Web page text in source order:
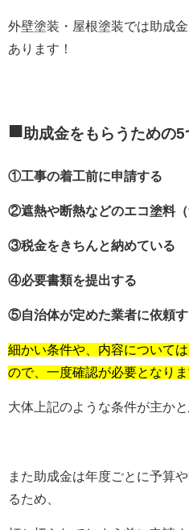
外壁塗装・屋根塗装では助成
あります！
■助成金をもらうための5
①工事の着工前に申請する
②遮熱や断熱などのエコ塗料
③税金をきちんと納めている
④必要書類を提出する
⑤自治体が定めた業者に依頼
細かい条件や、内容について
ので、一度確認が必要となり
大体上記のような条件が主かと
また助成金は年度ごとに予算
るため、